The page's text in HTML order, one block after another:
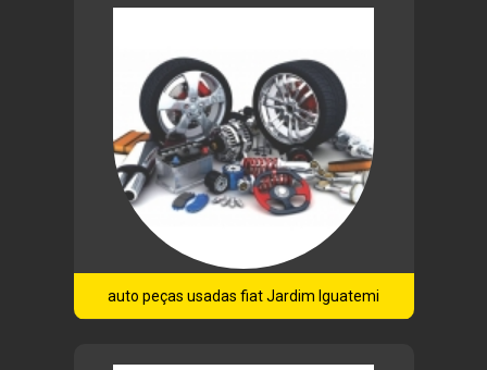
auto peças usadas fiat Jardim Iguatemi